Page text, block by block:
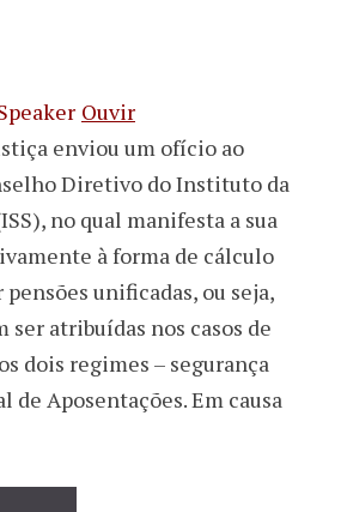
Ouvir
enviou um ofício ao
Diretivo do Instituto da
no qual manifesta a sua
à forma de cálculo
unificadas, ou seja,
ser atribuídas nos casos de
dois regimes – segurança
de Aposentações. Em causa